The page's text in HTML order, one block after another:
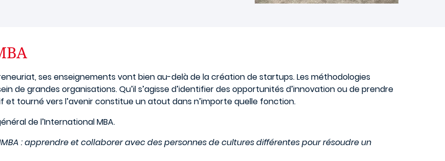
ses enseignements vont bien au-delà de la création de startups. Les méthodologies
de grandes organisations. Qu’il s’agisse d’identifier des opportunités d’innovation ou de prendre
tourné vers l’avenir constitue un atout dans n’importe quelle fonction.
de l’International MBA.
: apprendre et collaborer avec des personnes de cultures différentes pour résoudre un